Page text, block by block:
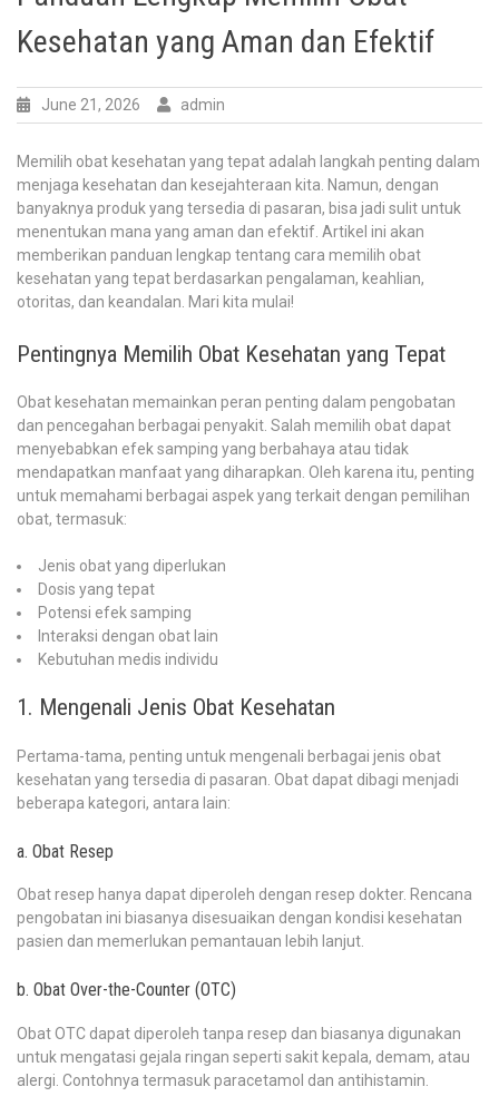
Kesehatan yang Aman dan Efektif
June 21, 2026 admin
Memilih obat kesehatan yang tepat adalah langkah penting dalam
menjaga kesehatan dan kesejahteraan kita. Namun, dengan
banyaknya produk yang tersedia di pasaran, bisa jadi sulit untuk
menentukan mana yang aman dan efektif. Artikel ini akan
memberikan panduan lengkap tentang cara memilih obat
kesehatan yang tepat berdasarkan pengalaman, keahlian,
otoritas, dan keandalan. Mari kita mulai!
Pentingnya Memilih Obat Kesehatan yang Tepat
Obat kesehatan memainkan peran penting dalam pengobatan
dan pencegahan berbagai penyakit. Salah memilih obat dapat
menyebabkan efek samping yang berbahaya atau tidak
mendapatkan manfaat yang diharapkan. Oleh karena itu, penting
untuk memahami berbagai aspek yang terkait dengan pemilihan
obat, termasuk:
Jenis obat yang diperlukan
Dosis yang tepat
Potensi efek samping
Interaksi dengan obat lain
Kebutuhan medis individu
1. Mengenali Jenis Obat Kesehatan
Pertama-tama, penting untuk mengenali berbagai jenis obat
kesehatan yang tersedia di pasaran. Obat dapat dibagi menjadi
beberapa kategori, antara lain:
a. Obat Resep
Obat resep hanya dapat diperoleh dengan resep dokter. Rencana
pengobatan ini biasanya disesuaikan dengan kondisi kesehatan
pasien dan memerlukan pemantauan lebih lanjut.
b. Obat Over-the-Counter (OTC)
Obat OTC dapat diperoleh tanpa resep dan biasanya digunakan
untuk mengatasi gejala ringan seperti sakit kepala, demam, atau
alergi. Contohnya termasuk paracetamol dan antihistamin.